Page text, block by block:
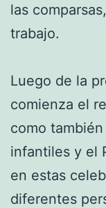
las
trabajo.
Luego de la
comienza el
como
infantiles y el
en estas
diferentes